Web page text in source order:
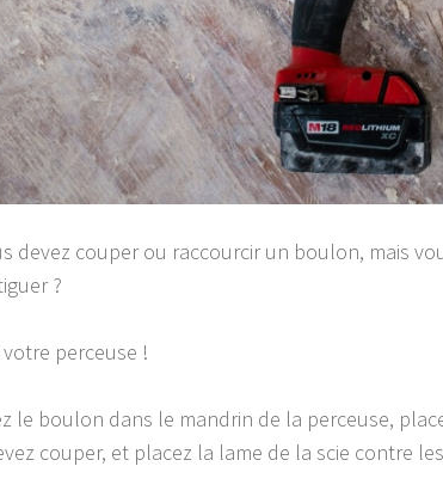
devez couper ou raccourcir un boulon, mais
?
perceuse !
le boulon dans le mandrin de la perceuse,
couper, et placez la lame de la scie contre